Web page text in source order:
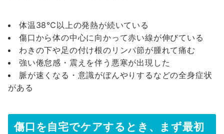
体温38℃以上の発熱が続いている
傷口から体の中心に向かって赤い線が伸びている
わきの下や足の付け根のリンパ節が腫れて痛む
強い倦怠感・震えを伴う悪寒が出現した
脈が速くなる・意識がぼんやりするなどの全身症状
がある
傷口を自宅でケアするとき、まず最初